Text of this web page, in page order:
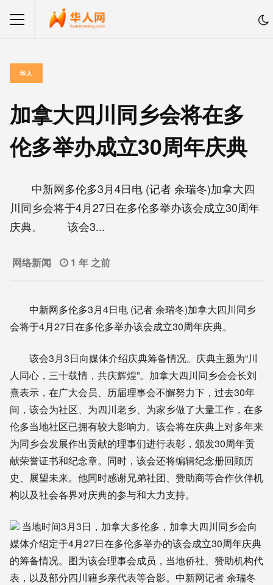
华人
加拿大四川同乡会将在多
伦多举办成立30周年庆典
中新网多伦多3月4日电 (记者 余瑞冬)加拿大四
川同乡会将于4月27日在多伦多举办该会成立30周年
庆典。 该会3...
网络新闻 1 年 之前
中新网多伦多3月4日电 (记者 余瑞冬)加拿大四川同乡
会将于4月27日在多伦多举办该会成立30周年庆典。
该会3月3日向媒体介绍庆典筹备情况。庆典主题为“川
人同心，三十载情，共庆辉煌”。加拿大四川同乡会会长刘
熹表示，在广大会员、历届理事会不懈努力下，过去30年
间，该会为社区、为四川老乡、为家乡做了大量工作，在多
伦多当地社区已拥有较大影响力。该会将在庆典上对多年来
为同乡会发展作出贡献的理事们进行表彰，颁发30周年贡
献荣誉证书和纪念章。同时，该会还将编辑纪念册回顾历
史、展望未来。他同时感谢兄弟社团、赞助商等合作伙伴机
构以及社会各界对庆典的参与和大力支持。
当地时间3月3日，加拿大多伦多，加拿大四川同乡会向
媒体介绍定于4月27日在多伦多举办的该会成立30周年庆典
的筹备情况。图为该会理事会成员，当地侨社、赞助机构代
表，以及部分四川籍乡亲代表等合影。中新网记者 余瑞冬